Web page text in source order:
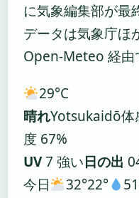
に気象編集部が最
データは気象庁ほ
Open-Meteo 経由
29°C
晴れYotsukaidō体
度 67%
UV7 強い日の出
今日
32°22°